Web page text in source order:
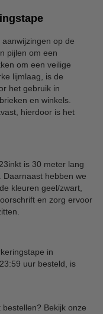
op de
pijlen om een
om een veilige
lijmlaag, is de
het gebruik in
en winkels.
hierdoor is het
is 30 meter lang
hebben we
kleuren geel/zwart,
en zorg ervoor
in
uur besteld, is
Bekijk onze